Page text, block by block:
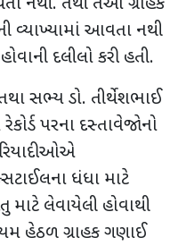
વ્યાખ્યામાં આવતા નથી
દલીલો કરી હતી.
સભ્ય ડો. તીર્થેશભાઈ
પરના દસ્તાવેજોનો
ધંધા માટે
લેવાયેલી હોવાથી
હેઠળ ગ્રાહક ગણાઈ